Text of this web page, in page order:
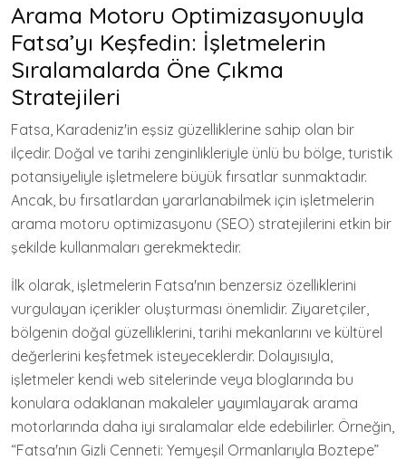
Arama Motoru Optimizasyonuyla
Fatsa’yı Keşfedin: İşletmelerin
Sıralamalarda Öne Çıkma
Stratejileri
Fatsa, Karadeniz'in eşsiz güzelliklerine sahip olan bir
ilçedir. Doğal ve tarihi zenginlikleriyle ünlü bu bölge, turistik
potansiyeliyle işletmelere büyük fırsatlar sunmaktadır.
Ancak, bu fırsatlardan yararlanabilmek için işletmelerin
arama motoru optimizasyonu (SEO) stratejilerini etkin bir
şekilde kullanmaları gerekmektedir.
İlk olarak, işletmelerin Fatsa'nın benzersiz özelliklerini
vurgulayan içerikler oluşturması önemlidir. Ziyaretçiler,
bölgenin doğal güzelliklerini, tarihi mekanlarını ve kültürel
değerlerini keşfetmek isteyeceklerdir. Dolayısıyla,
işletmeler kendi web sitelerinde veya bloglarında bu
konulara odaklanan makaleler yayımlayarak arama
motorlarında daha iyi sıralamalar elde edebilirler. Örneğin,
“Fatsa'nın Gizli Cenneti: Yemyeşil Ormanlarıyla Boztepe”